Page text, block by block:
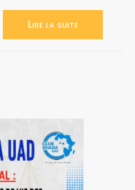
Lire la suite